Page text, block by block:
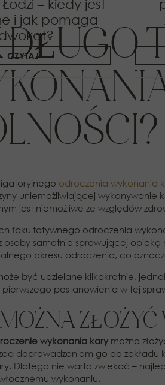
– kiedy jest
i jak pomaga
CZYTAJ
odroczenia wykonania
uniemożliwiającej wykonywanie
jest niemożliwe ze względów
fakultatywnego odroczenia
osoby samotnie sprawującej
okresu odroczenia, co
być udzielane kilkakrotnie,
postanowienia w tej
MOŻNA
wykonania kary można
doprowadzeniem go do
Dlatego nie warto zwlekać –
wykonaniu.